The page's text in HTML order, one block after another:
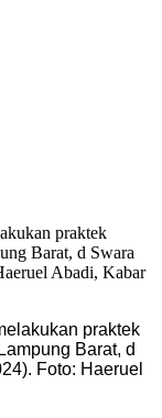
praktek
Barat, d
Foto: Haeruel